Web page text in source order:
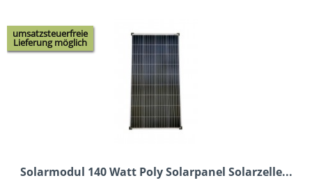
umsatzsteuerfreie
Lieferung möglich
Solarmodul 140 Watt Poly Solarpanel Solarzelle...